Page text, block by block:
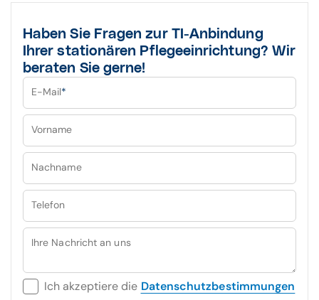
Haben Sie Fragen zur TI-Anbindung
Ihrer stationären Pflegeeinrichtung? Wir
beraten Sie gerne!
E-Mail*
Vorname
Nachname
Telefon
Ihre Nachricht an uns
Ich akzeptiere die Datenschutzbestimmungen